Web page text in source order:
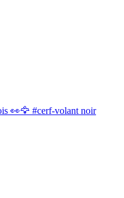
👀🦅 #cerf-volant noir